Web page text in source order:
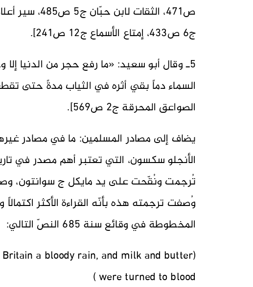
ج6 ص433، إمتاع الأسماع ج12 ص241].
5ـ وقال أبو سعيد: «ما رفع حجر من الدنيا
الصواعق المحرقة ج2 ص569].
يضاف إلى مصادر المسلمين: ما في مصادر
الأنجلو سكسون، التي تعتبر أهم مصدر في
وُصفت ترجمته هذه بأنّه القراءة الأكثر
المخطوطة في وقائع سنة 685 النصّ التالي:
a bloody rain, and milk and butter
were turned to blood )